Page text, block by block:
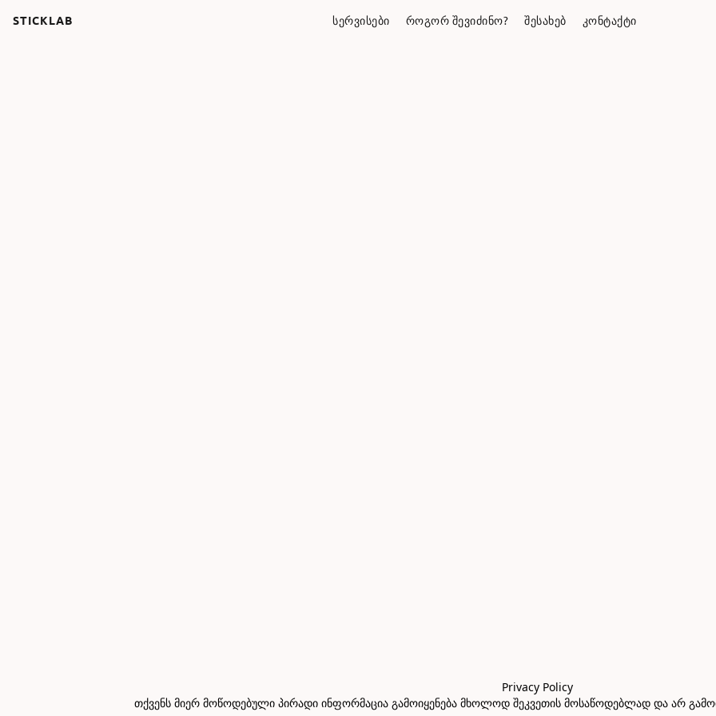
STICKLAB ᲡᲔᲠᲕᲘᲡᲔᲑᲘ ᲠᲝᲒᲝᲠ ᲨᲔᲕᲘᲫᲘᲜᲝ? ᲨᲔᲡᲐᲮᲔᲑ ᲙᲝᲜᲢᲐᲥᲢᲘ
Privacy Policy
თქვენს მიერ მოწოდებული პირადი ინფორმაცია გამოიყენება მხოლოდ შეკვეთის მოსაწოდებლად და არ